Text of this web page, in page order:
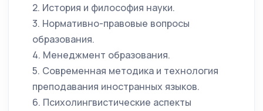
2. История и философия науки.
3. Нормативно-правовые вопросы
образования.
4. Менеджмент образования.
5. Современная методика и технология
преподавания иностранных языков.
6. Психолингвистические аспекты